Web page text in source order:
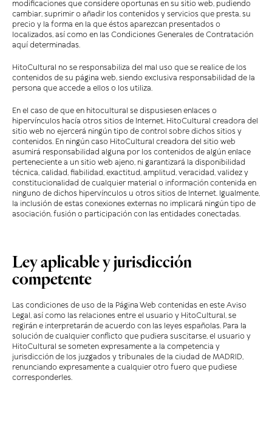
modificaciones que considere oportunas en su sitio web, pudiendo
cambiar, suprimir o añadir los contenidos y servicios que presta, su
precio y la forma en la que éstos aparezcan presentados o
localizados, así como en las Condiciones Generales de Contratación
aquí determinadas.
HitoCultural no se responsabiliza del mal uso que se realice de los
contenidos de su página web, siendo exclusiva responsabilidad de la
persona que accede a ellos o los utiliza.
En el caso de que en hitocultural se dispusiesen enlaces o
hipervínculos hacía otros sitios de Internet, HitoCultural creadora del
sitio web no ejercerá ningún tipo de control sobre dichos sitios y
contenidos. En ningún caso HitoCultural creadora del sitio web
asumirá responsabilidad alguna por los contenidos de algún enlace
perteneciente a un sitio web ajeno, ni garantizará la disponibilidad
técnica, calidad, fiabilidad, exactitud, amplitud, veracidad, validez y
constitucionalidad de cualquier material o información contenida en
ninguno de dichos hipervínculos u otros sitios de Internet. Igualmente,
la inclusión de estas conexiones externas no implicará ningún tipo de
asociación, fusión o participación con las entidades conectadas.
Ley aplicable y jurisdicción
competente
Las condiciones de uso de la Página Web contenidas en este Aviso
Legal, así como las relaciones entre el usuario y HitoCultural, se
regirán e interpretarán de acuerdo con las leyes españolas. Para la
solución de cualquier conflicto que pudiera suscitarse, el usuario y
HitoCultural se someten expresamente a la competencia y
jurisdicción de los juzgados y tribunales de la ciudad de MADRID,
renunciando expresamente a cualquier otro fuero que pudiese
corresponderles.